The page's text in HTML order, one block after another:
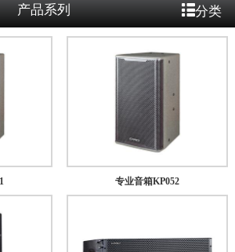
产品系列 分类
专业音箱KP052